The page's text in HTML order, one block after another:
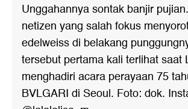
Unggahannya sontak banjir
netizen yang salah fokus
edelweiss di belakang
tersebut pertama kali terlihat saat
menghadiri acara perayaan 75
BVLGARI di Seoul. Foto: dok.